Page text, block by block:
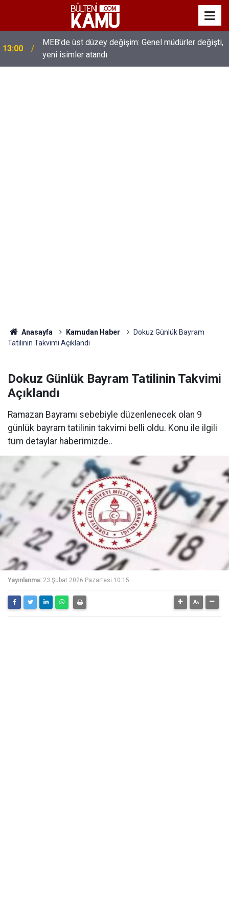
13:00
MEB’de üst düzey değişim: Genel müdürler değişti,
yeni isimler atandı
Anasayfa Kamudan Haber
Dokuz Günlük Bayram
Tatilinin Takvimi Açıklandı
Dokuz Günlük Bayram Tatilinin Takvimi
Açıklandı
Ramazan Bayramı sebebiyle düzenlenecek olan 9
günlük bayram tatilinin takvimi belli oldu. Konu ile ilgili
tüm detaylar haberimizde..
Yayınlanma: 23 Şubat 2026 Pazartesi 10:15